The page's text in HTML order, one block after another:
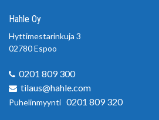
Hahle Oy
Hyttimestarinkuja 3
02780 Espoo
0201 809 300
tilaus@hahle.com
Puhelinmyynti 0201 809 320